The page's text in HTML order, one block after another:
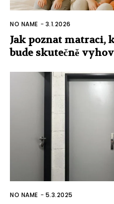
NO NAME - 3.1.2026
Jak poznat matraci,
bude skutečně
NO NAME - 5.3.2025